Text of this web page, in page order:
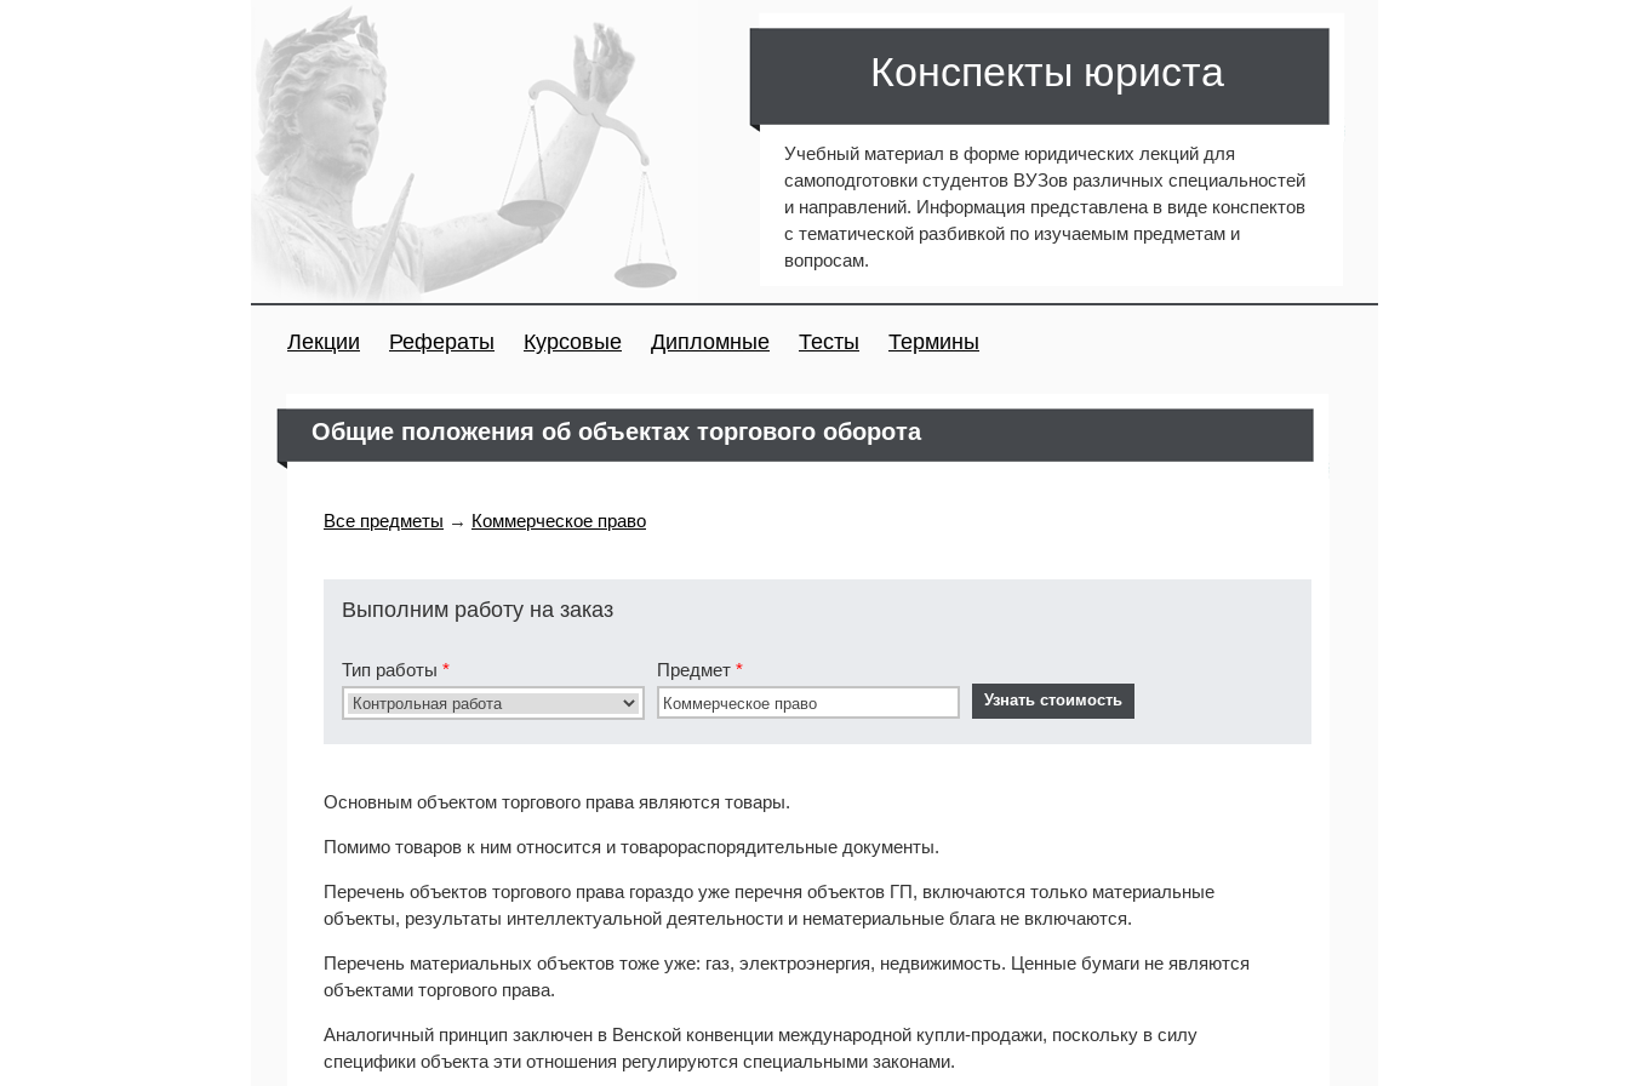
Конспекты юриста
Учебный материал в форме юридических лекций для
самоподготовки студентов ВУЗов различных специальностей
и направлений. Информация представлена в виде конспектов
с тематической разбивкой по изучаемым предметам и
вопросам.
Лекции Рефераты Курсовые Дипломные Тесты Термины
Общие положения об объектах торгового оборота
Все предметы → Коммерческое право
Выполним работу на заказ
Тип работы * Предмет *
Основным объектом торгового права являются товары.
Помимо товаров к ним относится и товарораспорядительные документы.
Перечень объектов торгового права гораздо уже перечня объектов ГП, включаются только материальные
объекты, результаты интеллектуальной деятельности и нематериальные блага не включаются.
Перечень материальных объектов тоже уже: газ, электроэнергия, недвижимость. Ценные бумаги не являются
объектами торгового права.
Аналогичный принцип заключен в Венской конвенции международной купли-продажи, поскольку в силу
специфики объекта эти отношения регулируются специальными законами.